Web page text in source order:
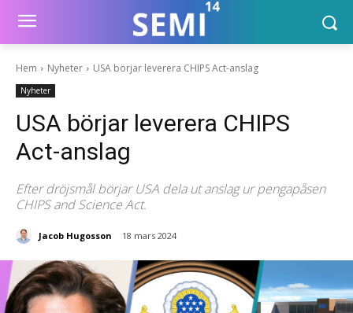
Hem Nyheter USA börjar leverera CHIPS Act-anslag
Nyheter
USA börjar leverera CHIPS
Act-anslag
Efter dröjsmål börjar USA dela ut anslag ur pengapåsen
CHIPS and Science Act.
Jacob Hugosson 18 mars 2024